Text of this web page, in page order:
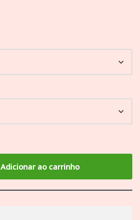
Adicionar ao carrinho